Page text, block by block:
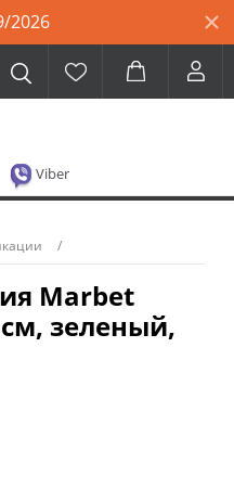
2026
Viber
Marbet
см, зеленый,